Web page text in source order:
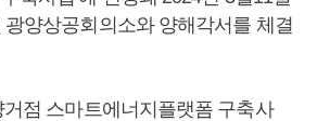
양상공회의소와 양해각서를 체결
거점 스마트에너지플랫폼 구축사